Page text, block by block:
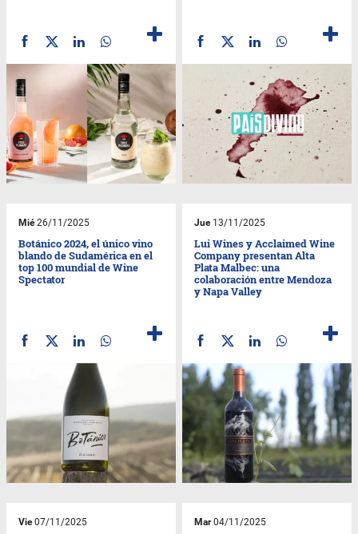
Mié26/11/2025
Botánico 2024, el único vino
blando de Sudamérica en el
top 100 mundial de Wine
Spectator
Jue13/11/2025
Lui Wines y Acclaimed Wine
Company presentan Alta
Plata Malbec: una
colaboración entre Mendoza
y Napa Valley
Vie07/11/2025 Mar04/11/2025